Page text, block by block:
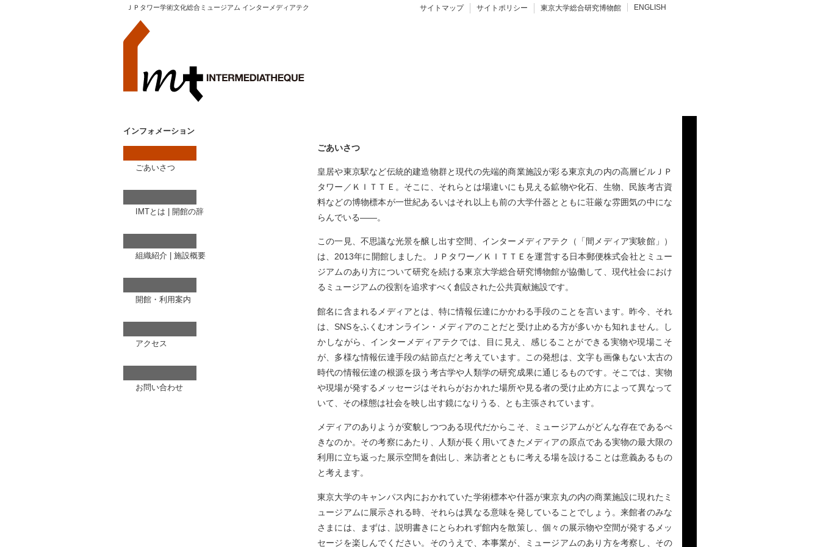
サイトマップ サイトポリシー 東京大学総合研究博物館 ENGLISH
ＪＰタワー学術文化総合ミュージアム インターメディアテク
ごあいさつ
皇居や東京駅など伝統的建造物群と現代の先端的商業施設が彩る東京丸の内の高層ビルＪＰ
タワー／ＫＩＴＴＥ。そこに、それらとは場違いにも見える鉱物や化石、生物、民族考古資
料などの博物標本が一世紀あるいはそれ以上も前の大学什器とともに荘厳な雰囲気の中にな
らんでいる——。
この一見、不思議な光景を醸し出す空間、インターメディアテク（「間メディア実験館」）
は、2013年に開館しました。ＪＰタワー／ＫＩＴＴＥを運営する日本郵便株式会社とミュー
ジアムのあり方について研究を続ける東京大学総合研究博物館が協働して、現代社会におけ
るミュージアムの役割を追求すべく創設された公共貢献施設です。
館名に含まれるメディアとは、特に情報伝達にかかわる手段のことを言います。昨今、それ
は、SNSをふくむオンライン・メディアのことだと受け止める方が多いかも知れません。し
かしながら、インターメディアテクでは、目に見え、感じることができる実物や現場こそ
が、多様な情報伝達手段の結節点だと考えています。この発想は、文字も画像もない太古の
時代の情報伝達の根源を扱う考古学や人類学の研究成果に通じるものです。そこでは、実物
や現場が発するメッセージはそれらがおかれた場所や見る者の受け止め方によって異なって
いて、その様態は社会を映し出す鏡になりうる、とも主張されています。
メディアのありようが変貌しつつある現代だからこそ、ミュージアムがどんな存在であるべ
きなのか。その考察にあたり、人類が長く用いてきたメディアの原点である実物の最大限の
利用に立ち返った展示空間を創出し、来訪者とともに考える場を設けることは意義あるもの
と考えます。
東京大学のキャンパス内におかれていた学術標本や什器が東京丸の内の商業施設に現れたミ
ュージアムに展示される時、それらは異なる意味を発していることでしょう。来館者のみな
さまには、まずは、説明書きにとらわれず館内を散策し、個々の展示物や空間が発するメッ
セージを楽しんでください。そのうえで、本事業が、ミュージアムのあり方を考察し、その
インフォメーション
ごあいさつ
IMTとは | 開館の辞
組織紹介 | 施設概要
開館・利用案内
アクセス
お問い合わせ